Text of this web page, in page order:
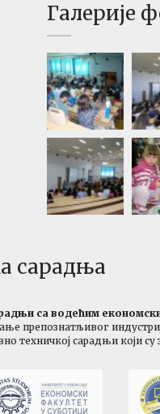
Галерије
сарадња
са водећим
препознатљивог
техничкој сарадњи који